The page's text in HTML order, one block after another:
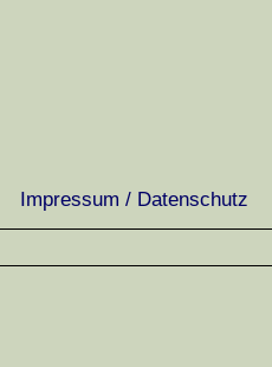
Impressum / Datenschutz